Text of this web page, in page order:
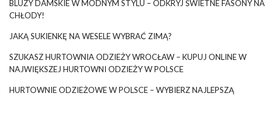
Dlaczego warto wybrać eButik online
zamiast ali ekpres?
Kupowanie ubrań na AliExpress wiąże się z wieloma wyzwaniami:
od …
BLUZY DAMSKIE W MODNYM STYLU – ODKRYJ ŚWIETNE FASONY NA
CHŁODY!
JAKĄ SUKIENKĘ NA WESELE WYBRAĆ ZIMĄ?
SZUKASZ HURTOWNIA ODZIEŻY WROCŁAW – KUPUJ ONLINE W
NAJWIĘKSZEJ HURTOWNI ODZIEŻY W POLSCE
HURTOWNIE ODZIEŻOWE W POLSCE – WYBIERZ NAJLEPSZĄ